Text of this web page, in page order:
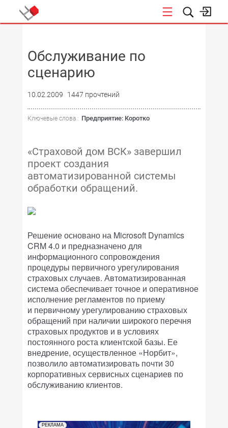
Обслуживание по
сценарию
10.02.2009 1447 прочтений
Ключевые слова : Предприятие: Коротко
«Страховой дом ВСК» завершил
проект создания
автоматизированной системы
обработки обращений.
Решение основано на Microsoft Dynamics
CRM 4.0 и предназначено для
информационного сопровождения
процедуры первичного урегулирования
страховых случаев. Автоматизированная
система обеспечивает точное и оперативное
исполнение регламентов по приему
и первичному урегулированию страховых
обращений при наличии широкого перечня
страховых продуктов и в условиях
постоянного роста клиентской базы. Ее
внедрение, осуществленное «Норбит»,
позволило автоматизировать почти 30
корпоративных сервисных сценариев по
обслуживанию клиентов.
РЕКЛАМА